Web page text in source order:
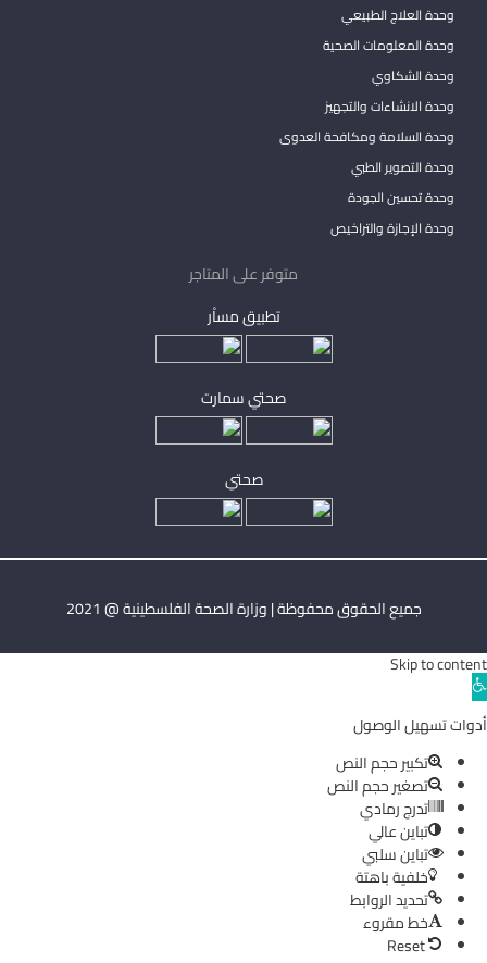
وحدة العلاج الطبيعي
وحدة المعلومات الصحية
وحدة الشكاوي
وحدة الانشاءات والتجهيز
وحدة السلامة ومكافحة العدوى
وحدة التصوير الطبي
وحدة تحسين الجودة
وحدة الإجازة والتراخيص
متوفر على المتاجر
تطبيق مساْر
صحتي سمارت
صحتي
جميع الحقوق محفوظة | وزارة الصحة الفلسطينية @ 2021
Skip to content
Open
toolbar
أدوات تسهيل الوصول
تكبير حجم النص
تصغير حجم النص
تدرج رمادي
تباين عالي
تباين سلبي
خلفية باهتة
تحديد الروابط
خط مقروء
Reset